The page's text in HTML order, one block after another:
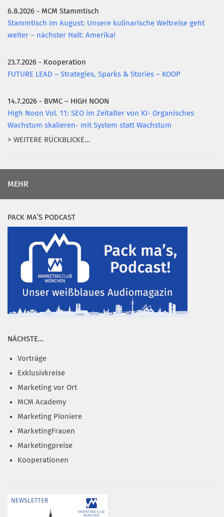
6.8.2026 - MCM Stammtisch
Stammtisch im August: Unsere kulinarische Weltreise geht
weiter – nächster Halt: Amerika!
23.7.2026 - Kooperation
FUTURE LEAD – Strategies, Sparks & Stories – KOOP
14.7.2026 - BVMC – HIGH NOON
High Noon Vol. 11: SEO im Zeitalter von KI- Organisches
Wachstum skalieren- mit System statt Wachstum
> WEITERE RÜCKBLICKE...
MEHR
PACK MA’S PODCAST
NÄCHSTE…
Vorträge
Exklusivkreise
Marketing vor Ort
MCM Academy
Marketing Pioniere
MarketingFrauen
Marketingpreise
Kooperationen